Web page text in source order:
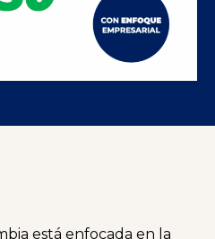
está enfocada en la